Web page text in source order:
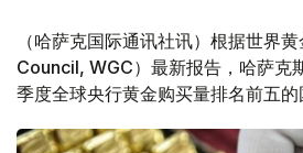
（哈萨克国际通讯社讯）根据世界
Council, WGC）最新报告，哈萨克
季度全球央行黄金购买量排名前五的